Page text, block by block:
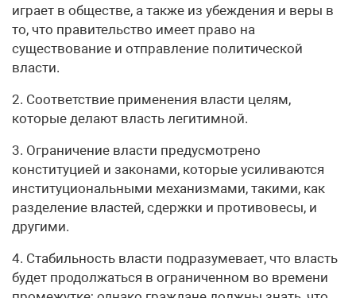
играет в обществе, а также из убеждения и веры в
то, что правительство имеет право на
существование и отправление политической
власти.
2. Соответствие применения власти целям,
которые делают власть легитимной.
3. Ограничение власти предусмотрено
конституцией и законами, которые усиливаются
институциональными механизмами, такими, как
разделение властей, сдержки и противовесы, и
другими.
4. Стабильность власти подразумевает, что власть
будет продолжаться в ограниченном во времени